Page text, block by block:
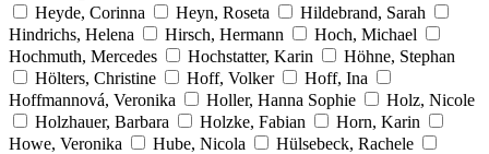
Heyde, Corinna
Heyn, Roseta
Hildebrand, Sarah
Hindrichs, Helena
Hirsch, Hermann
Hoch, Michael
Hochmuth, Mercedes
Hochstatter, Karin
Höhne, Stephan
Hölters, Christine
Hoff, Volker
Hoff, Ina
Hoffmannová, Veronika
Holler, Hanna Sophie
Holz, Nicole
Holzhauer, Barbara
Holzke, Fabian
Horn, Karin
Howe, Veronika
Hube, Nicola
Hülsebeck, Rachele